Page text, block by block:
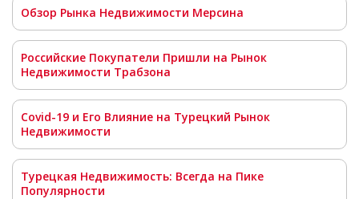
Обзор Рынка Недвижимости Мерсина
Российские Покупатели Пришли на Рынок
Недвижимости Трабзона
Covid-19 и Его Влияние на Турецкий Рынок
Недвижимости
Турецкая Недвижимость: Всегда на Пике
Популярности